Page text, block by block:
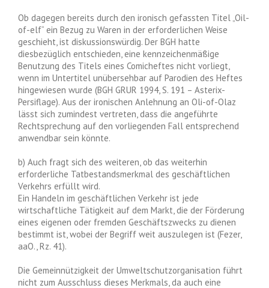
Ob dagegen bereits durch den ironisch gefassten Titel „Oil-
of-elf“ ein Bezug zu Waren in der erforderlichen Weise
geschieht, ist diskussionswürdig. Der BGH hatte
diesbezüglich entschieden, eine kennzeichenmäßige
Benutzung des Titels eines Comicheftes nicht vorliegt,
wenn im Untertitel unübersehbar auf Parodien des Heftes
hingewiesen wurde (BGH GRUR 1994, S. 191 – Asterix-
Persiflage). Aus der ironischen Anlehnung an Oli-of-Olaz
lässt sich zumindest vertreten, dass die angeführte
Rechtsprechung auf den vorliegenden Fall entsprechend
anwendbar sein könnte.
b) Auch fragt sich des weiteren, ob das weiterhin
erforderliche Tatbestandsmerkmal des geschäftlichen
Verkehrs erfüllt wird.
Ein Handeln im geschäftlichen Verkehr ist jede
wirtschaftliche Tätigkeit auf dem Markt, die der Förderung
eines eigenen oder fremden Geschäftszwecks zu dienen
bestimmt ist, wobei der Begriff weit auszulegen ist (Fezer,
aaO., Rz. 41).
Die Gemeinnützigkeit der Umweltschutzorganisation führt
nicht zum Ausschluss dieses Merkmals, da auch eine